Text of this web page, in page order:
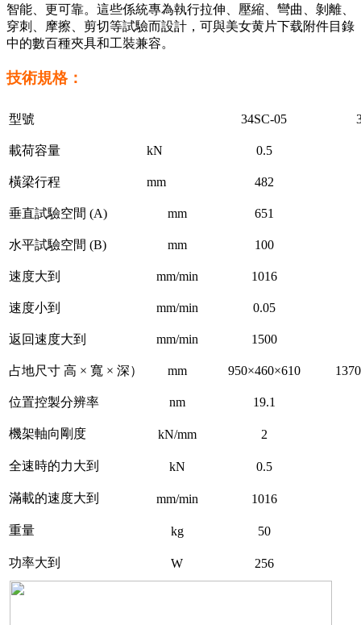
智能、更可靠。這些係統專為執行拉伸、壓縮、彎曲、剝離、
穿刺、摩擦、剪切等試驗而設計，可與美女黄片下载附件目錄
中的數百種夾具和工裝兼容。
技術規格：
型號 34SC-05
載荷容量 kN 0.5
橫梁行程 mm 482
垂直試驗空間 (A) mm 651
水平試驗空間 (B) mm 100
速度大到 mm/min 1016
速度小到 mm/min 0.05
返回速度大到 mm/min 1500
占地尺寸 高 × 寬 × 深） mm 950×460×610
位置控製分辨率 nm 19.1
機架軸向剛度 kN/mm 2
全速時的力大到 kN 0.5
滿載的速度大到 mm/min 1016
重量 kg 50
功率大到 W 256